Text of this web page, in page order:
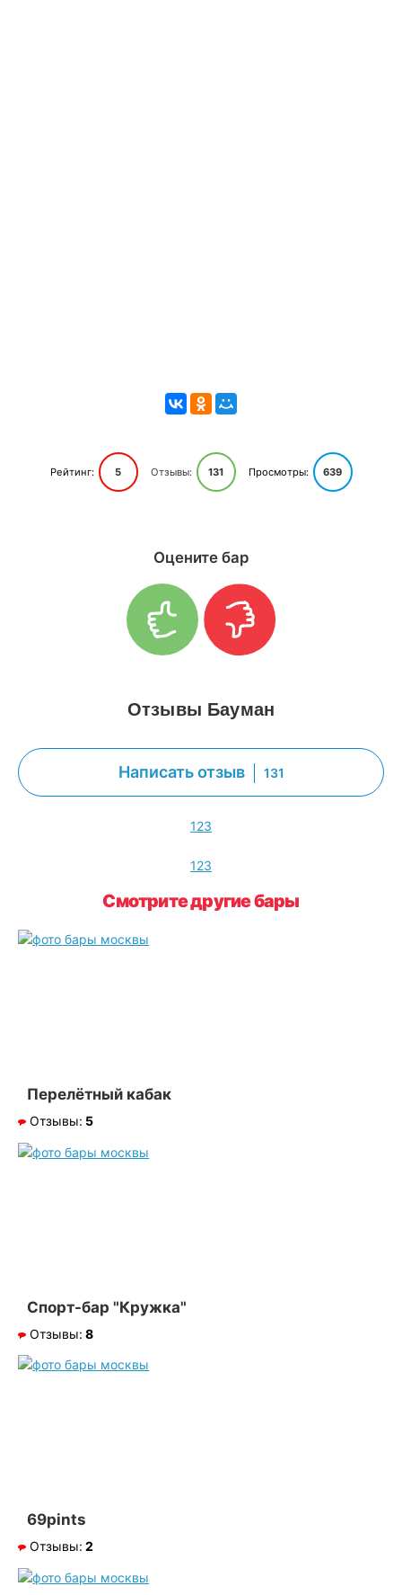
Рейтинг: 5 Отзывы: 131 Просмотры: 639
Оцените бар
Отзывы Бауман
Написать отзыв 131
123
123
Смотрите другие бары
Перелётный кабак
Отзывы: 5
Спорт-бар "Кружка"
Отзывы: 8
69pints
Отзывы: 2